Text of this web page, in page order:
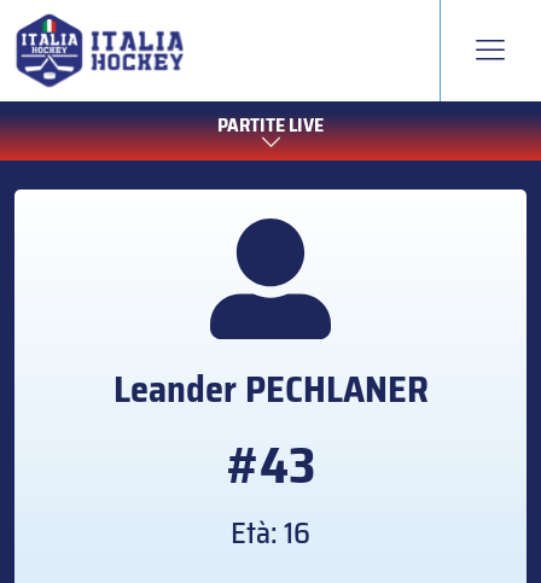
PARTITE LIVE
LeanderPECHLANER
#43
Età: 16